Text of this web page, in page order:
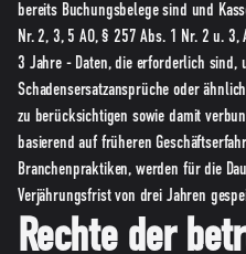
bereits Buchungsbelege sind und
Nr. 2, 3, 5 AO, § 257 Abs. 1 Nr. 2 u. 3,
3 Jahre - Daten, die erforderlich sind,
Schadensersatzansprüche oder
zu berücksichtigen sowie damit
basierend auf früheren
Branchenpraktiken, werden für die
Verjährungsfrist von drei Jahren
Rechte der